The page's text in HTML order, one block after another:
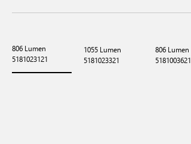
806 Lumen
5181023121
1055 Lumen
5181023321
806 Lumen
5181003621